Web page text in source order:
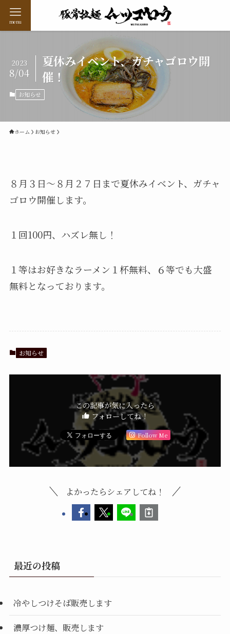
menu
夏休みイベント、ガチャゴロウ開
催！
2023
8/04
お知らせ
ホーム お知らせ
８月３日～８月２７日まで夏休みイベント、ガチャ
ゴロウ開催します。
１回100円、ハズレ無し！
１等はお好きなラーメン１杯無料、６等でも大盛
無料となっております。
お知らせ
この記事が気に入ったら
フォローしてね！
Follow Me
よかったらシェアしてね！
最近の投稿
冷やしつけそば販売します
濃厚つけ麺、販売します